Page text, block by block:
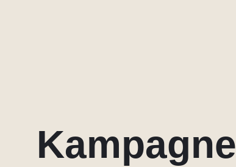
Kampagne